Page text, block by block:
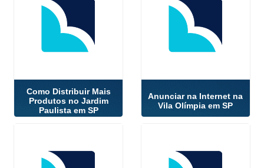
Como Distribuir Mais
Produtos no Jardim
Paulista em SP
Anunciar na Internet na
Vila Olímpia em SP